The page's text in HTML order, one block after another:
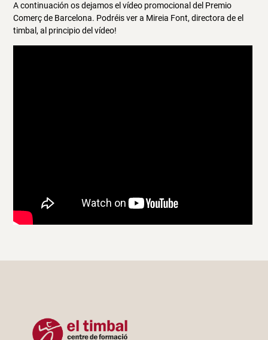
A continuación os dejamos el vídeo promocional del Premio
Comerç de Barcelona. Podréis ver a Mireia Font, directora de el
timbal, al principio del vídeo!